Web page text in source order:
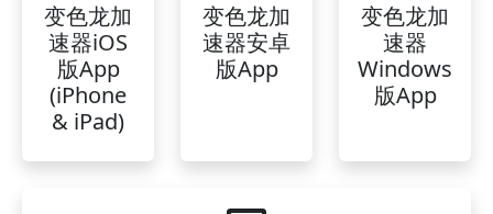
变色龙加
速器iOS
版App
(iPhone
& iPad)
变色龙加
速器安卓
版App
变色龙加
速器
Windows
版App